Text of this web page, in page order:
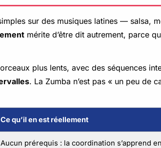
sur des musiques latines —
mérite d’être dit autrement, parce
plus lents, avec des séquences
. La Zumba n’est pas « un peu de
Ce qu’il en est réellement
Aucun prérequis : la coordination s’apprend